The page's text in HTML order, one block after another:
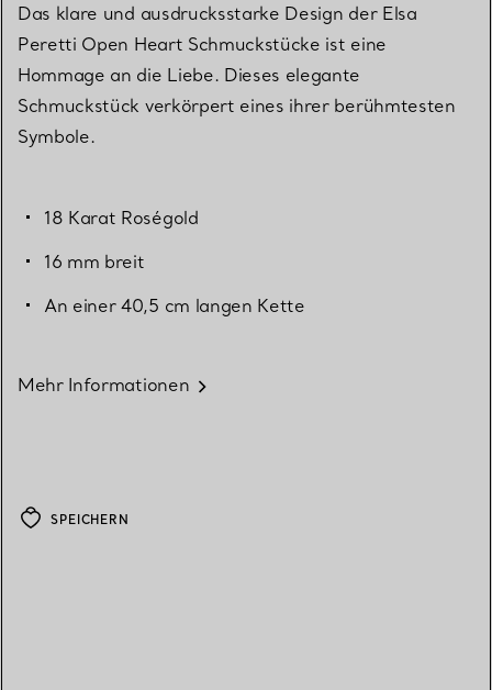
Das klare und ausdrucksstarke Design der Elsa
Peretti Open Heart Schmuckstücke ist eine
Hommage an die Liebe. Dieses elegante
Schmuckstück verkörpert eines ihrer berühmtesten
Symbole.
18 Karat Roségold
16 mm breit
An einer 40,5 cm langen Kette
Mehr Informationen
SPEICHERN